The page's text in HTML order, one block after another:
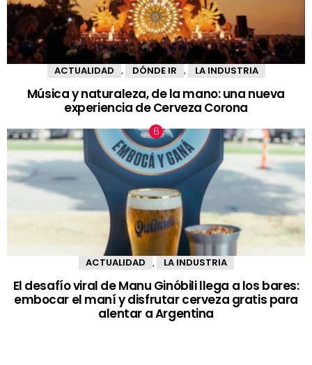
ACTUALIDAD , DÓNDE IR , LA INDUSTRIA
Música y naturaleza, de la mano: una nueva
experiencia de Cerveza Corona
ACTUALIDAD LA INDUSTRIA
El desafío viral de Manu Ginóbili llega a los bares:
embocar el maní y disfrutar cerveza gratis para
alentar a Argentina